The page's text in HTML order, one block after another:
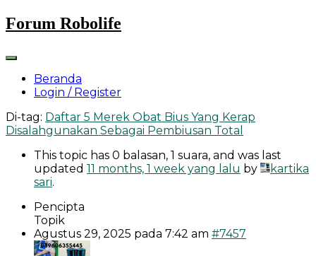
Skip
to
Forum Robolife
Beranda
Login / Register
Di-tag: Daftar 5 Merek Obat Bius Yang Kerap
Disalahgunakan Sebagai Pembiusan Total
This topic has 0 balasan, 1 suara, and was last
updated 11 months, 1 week yang lalu by
kartika
sari.
Pencipta
Topik
Agustus 29, 2025 pada 7:42 am #7457